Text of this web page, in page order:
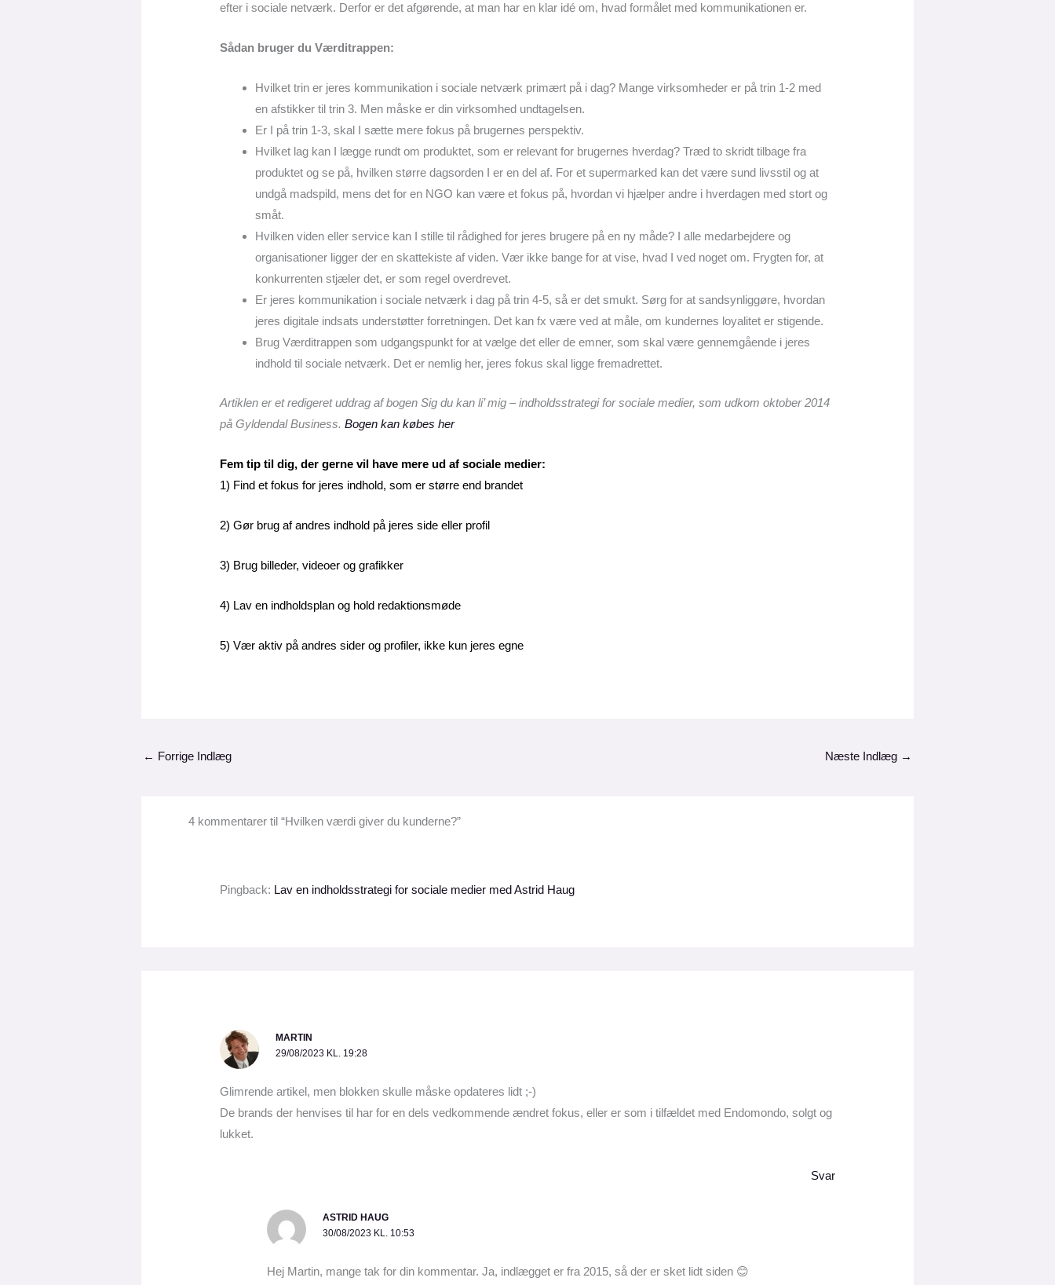
efter i sociale netværk. Derfor er det afgørende, at man har en klar idé om, hvad formålet med kommunikationen er.
Sådan bruger du Værditrappen:
Hvilket trin er jeres kommunikation i sociale netværk primært på i dag? Mange virksomheder er på trin 1-2 med
en afstikker til trin 3. Men måske er din virksomhed undtagelsen.
Er I på trin 1-3, skal I sætte mere fokus på brugernes perspektiv.
Hvilket lag kan I lægge rundt om produktet, som er relevant for brugernes hverdag? Træd to skridt tilbage fra
produktet og se på, hvilken større dagsorden I er en del af. For et supermarked kan det være sund livsstil og at
undgå madspild, mens det for en NGO kan være et fokus på, hvordan vi hjælper andre i hverdagen med stort og
småt.
Hvilken viden eller service kan I stille til rådighed for jeres brugere på en ny måde? I alle medarbejdere og
organisationer ligger der en skattekiste af viden. Vær ikke bange for at vise, hvad I ved noget om. Frygten for, at
konkurrenten stjæler det, er som regel overdrevet.
Er jeres kommunikation i sociale netværk i dag på trin 4-5, så er det smukt. Sørg for at sandsynliggøre, hvordan
jeres digitale indsats understøtter forretningen. Det kan fx være ved at måle, om kundernes loyalitet er stigende.
Brug Værditrappen som udgangspunkt for at vælge det eller de emner, som skal være gennemgående i jeres
indhold til sociale netværk. Det er nemlig her, jeres fokus skal ligge fremadrettet.
Artiklen er et redigeret uddrag af bogen Sig du kan li’ mig – indholdsstrategi for sociale medier, som udkom oktober 2014
på Gyldendal Business.Bogen kan købes her
Fem tip til dig, der gerne vil have mere ud af sociale medier:
1) Find et fokus for jeres indhold, som er større end brandet
2) Gør brug af andres indhold på jeres side eller profil
3) Brug billeder, videoer og grafikker
4) Lav en indholdsplan og hold redaktionsmøde
5) Vær aktiv på andres sider og profiler, ikke kun jeres egne
← Forrige Indlæg Næste Indlæg →
4 kommentarer til “Hvilken værdi giver du kunderne?”
Pingback: Lav en indholdsstrategi for sociale medier med Astrid Haug
MARTIN
29/08/2023 KL. 19:28
Glimrende artikel, men blokken skulle måske opdateres lidt ;-)
De brands der henvises til har for en dels vedkommende ændret fokus, eller er som i tilfældet med Endomondo, solgt og
lukket.
Svar
ASTRID HAUG
30/08/2023 KL. 10:53
Hej Martin, mange tak for din kommentar. Ja, indlægget er fra 2015, så der er sket lidt siden 😊